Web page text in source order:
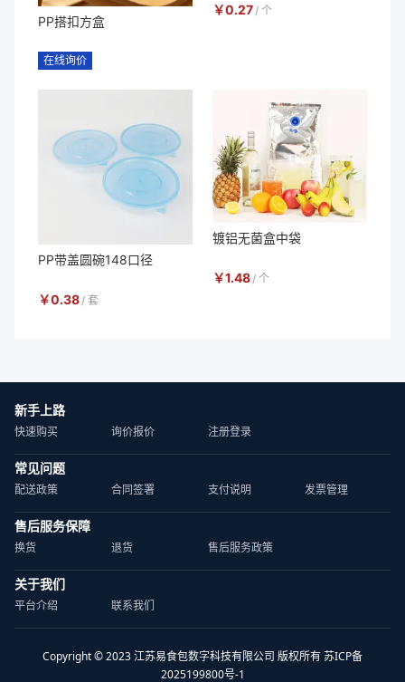
PP搭扣方盒
在线询价
￥0.27 / 个
PP带盖圆碗148口径
￥0.38 / 套
镀铝无菌盒中袋
￥1.48 / 个
新手上路
快速购买 询价报价 注册登录
常见问题
配送政策 合同签署 支付说明 发票管理
售后服务保障
换货 退货 售后服务政策
关于我们
平台介绍 联系我们
Copyright © 2023 江苏易食包数字科技有限公司 版权所有 苏ICP备
2025199800号-1